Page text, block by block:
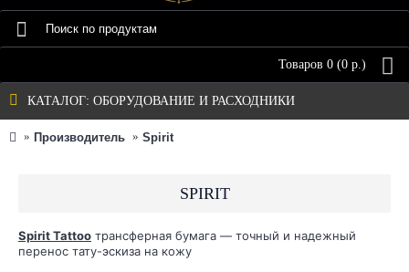
Товаров 0 (0 р.)
КАТАЛОГ: ОБОРУДОВАНИЕ И РАСХОДНИКИ
Производитель Spirit
SPIRIT
SpiritTattoo трансферная бумага — точный и надежный
перенос тату-эскиза на кожу